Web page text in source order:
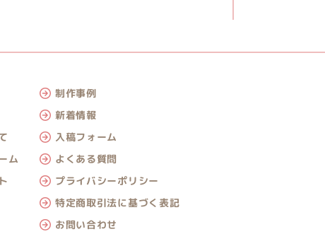
ム
制作事例
新着情報
入稿フォーム
よくある質問
プライバシーポリシー
特定商取引法に基づく表記
お問い合わせ